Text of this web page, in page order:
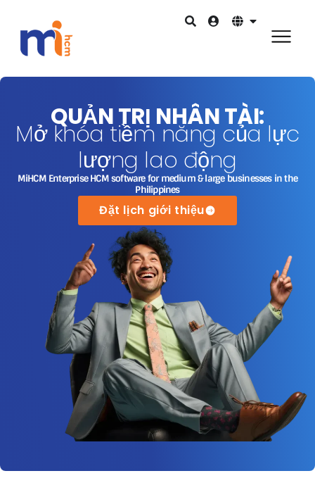
QUẢN TRỊ NHÂN TÀI:
Mở khóa tiềm năng của lực
lượng lao động
MiHCM Enterprise HCM software for medium & large businesses in the
Philippines
Đặt lịch giới thiệu